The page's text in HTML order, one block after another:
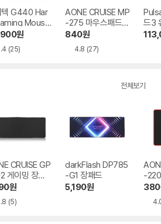
텍 G440 Har
Mouse
행수입
원
(25)
AONE CRUISE MP
-275 마우스패드
블랙
840원
4.8 (27)
드3
e S
전체보기
CRUISE GP
게이밍 장패
원
(5)
darkFlash DP785
-G1 장패드
5,190원
-220
380